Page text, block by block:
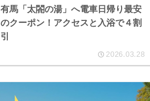
有馬「太閤の湯」へ電車日帰り最安
のクーポン！アクセスと入浴で４割
引
2026.03.28